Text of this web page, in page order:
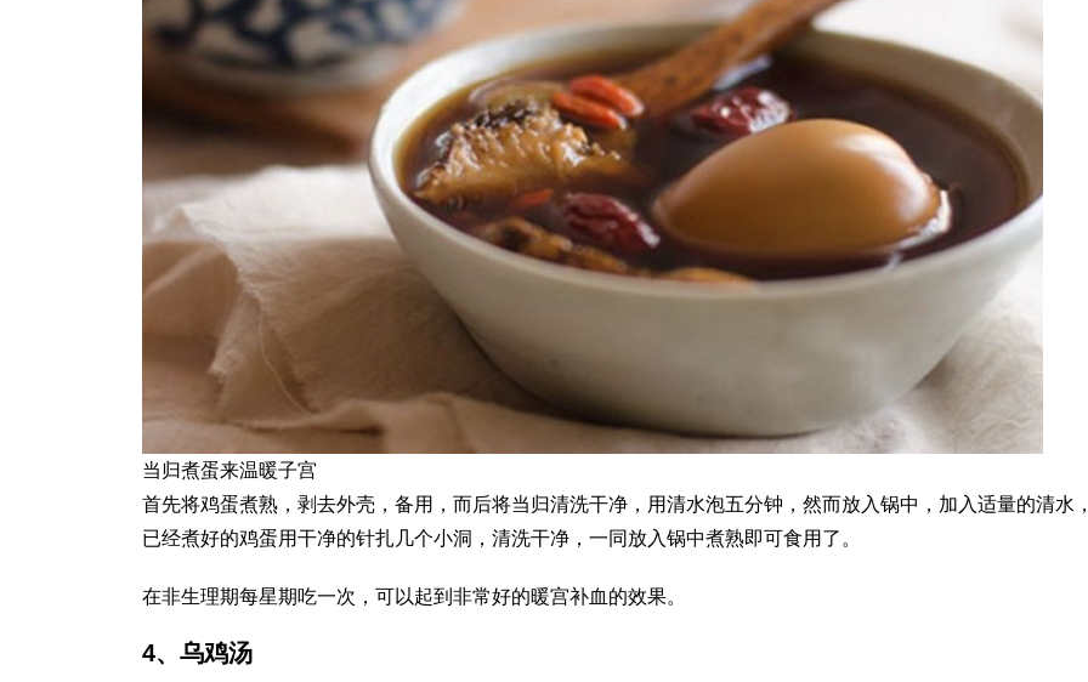
当归煮蛋来温暖子宫
首先将鸡蛋煮熟，剥去外壳，备用，而后将当归清洗干净，用清水泡五分钟，然而放入锅中，加入适量的清水
已经煮好的鸡蛋用干净的针扎几个小洞，清洗干净，一同放入锅中煮熟即可食用了。
在非生理期每星期吃一次，可以起到非常好的暖宫补血的效果。
4、乌鸡汤